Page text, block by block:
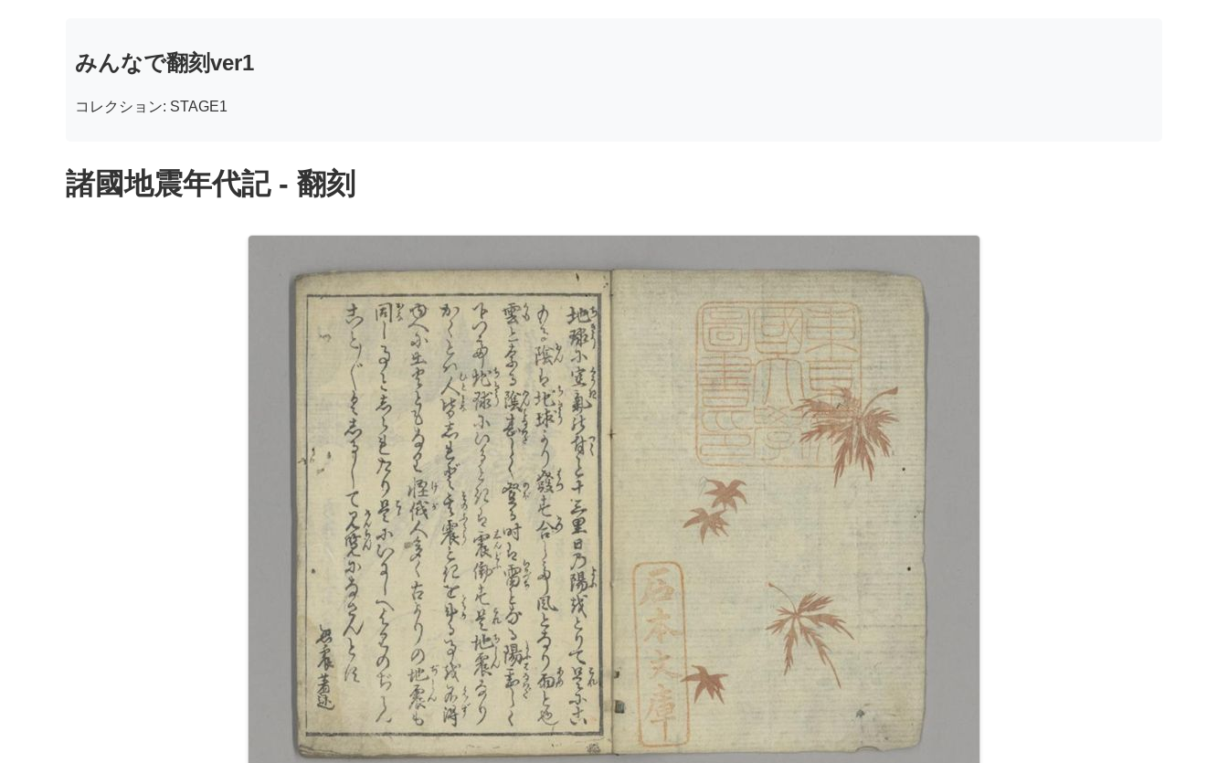
みんなで翻刻ver1
コレクション: STAGE1
諸國地震年代記 - 翻刻